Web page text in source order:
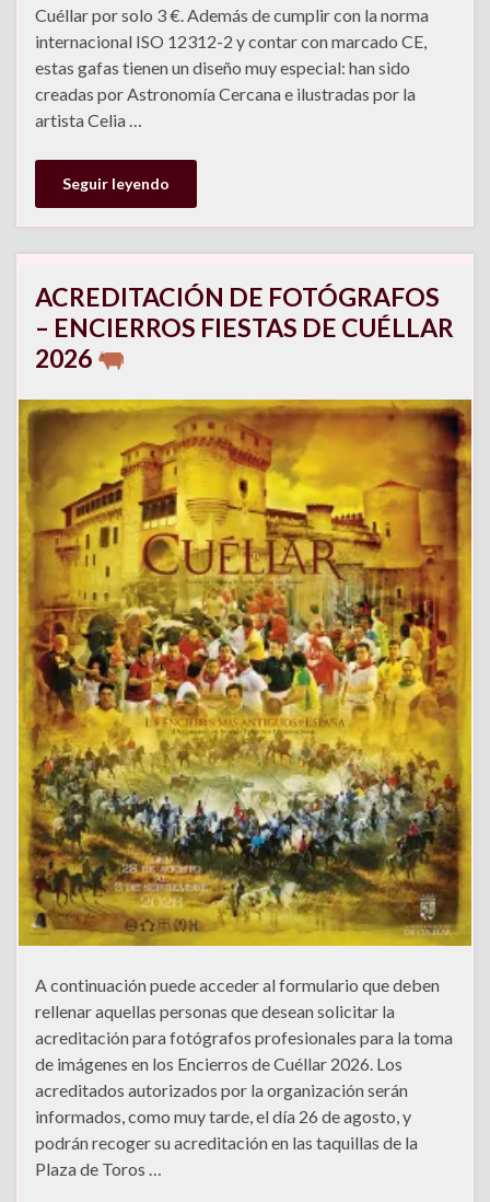
Cuéllar por solo 3 €. Además de cumplir con la norma
internacional ISO 12312-2 y contar con marcado CE,
estas gafas tienen un diseño muy especial: han sido
creadas por Astronomía Cercana e ilustradas por la
artista Celia …
Seguir leyendo
ACREDITACIÓN DE FOTÓGRAFOS
– ENCIERROS FIESTAS DE CUÉLLAR
2026
A continuación puede acceder al formulario que deben
rellenar aquellas personas que desean solicitar la
acreditación para fotógrafos profesionales para la toma
de imágenes en los Encierros de Cuéllar 2026. Los
acreditados autorizados por la organización serán
informados, como muy tarde, el día 26 de agosto, y
podrán recoger su acreditación en las taquillas de la
Plaza de Toros …